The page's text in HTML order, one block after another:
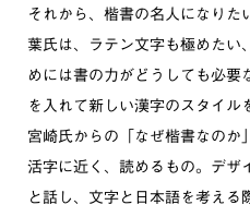
それから、楷書の名人になりた
葉氏は、ラテン文字も極めたい
めには書の力がどうしても必要
を入れて新しい漢字のスタイル
宮崎氏からの「なぜ楷書なのか
活字に近く、読めるもの。デザ
と話し、文字と日本語を考える